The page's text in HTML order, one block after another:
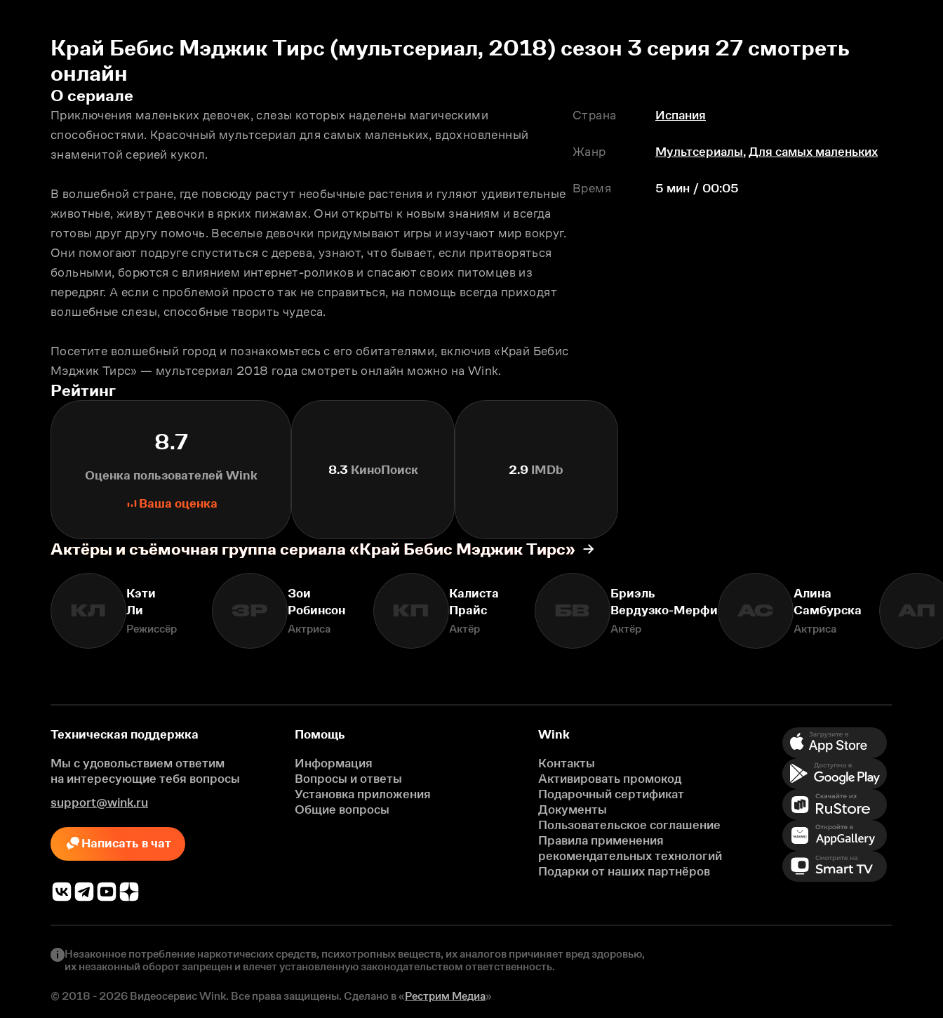
Край Бебис Мэджик Тирс (мультсериал, 2018) сезон 3 серия 27 смотреть
онлайн
О сериале
Приключения маленьких девочек, слезы которых наделены магическими
способностями. Красочный мультсериал для самых маленьких, вдохновленный
знаменитой серией кукол.
В волшебной стране, где повсюду растут необычные растения и гуляют удивительные
животные, живут девочки в ярких пижамах. Они открыты к новым знаниям и всегда
готовы друг другу помочь. Веселые девочки придумывают игры и изучают мир вокруг.
Они помогают подруге спуститься с дерева, узнают, что бывает, если притворяться
больными, борются с влиянием интернет-роликов и спасают своих питомцев из
передряг. А если с проблемой просто так не справиться, на помощь всегда приходят
волшебные слезы, способные творить чудеса.
Посетите волшебный город и познакомьтесь с его обитателями, включив «Край Бебис
Мэджик Тирс» — мультсериал 2018 года смотреть онлайн можно на Wink.
Страна Испания
Жанр Мультсериалы, Для самых маленьких
Время 5 мин / 00:05
Рейтинг
8.7
Оценка пользователей Wink
Ваша оценка
8.3 КиноПоиск 2.9 IMDb
Актёры и съёмочная группа сериала «Край Бебис Мэджик Тирс»
КЛ
Кэти
Ли
Режиссёр
ЗР
Зои
Робинсон
Актриса
КП
Калиста
Прайс
Актёр
БВ
Бриэль
Вердузко-Мерфи
Актёр
АС
Алина
Самбурска
Актриса
АП
Техническая поддержка
Мы с удовольствием ответим
на интересующие тебя вопросы
support@wink.ru
Написать в чат
Помощь
Информация
Вопросы и ответы
Установка приложения
Общие вопросы
Wink
Контакты
Активировать промокод
Подарочный сертификат
Документы
Пользовательское соглашение
Правила применения
рекомендательных технологий
Подарки от наших партнёров
Незаконное потребление наркотических средств, психотропных веществ, их аналогов причиняет вред здоровью,
их незаконный оборот запрещен и влечет установленную законодательством ответственность.
© 2018 - 2026 Видеосервис Wink. Все права защищены. Сделано в «Рестрим Медиа»